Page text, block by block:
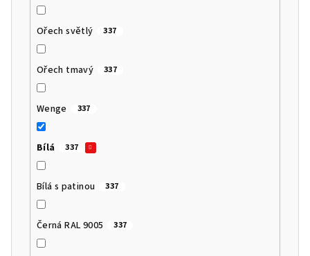
Ořech světlý 337
Ořech tmavý 337
Wenge 337
Bílá 337
Bílá s patinou 337
Černá RAL 9005 337